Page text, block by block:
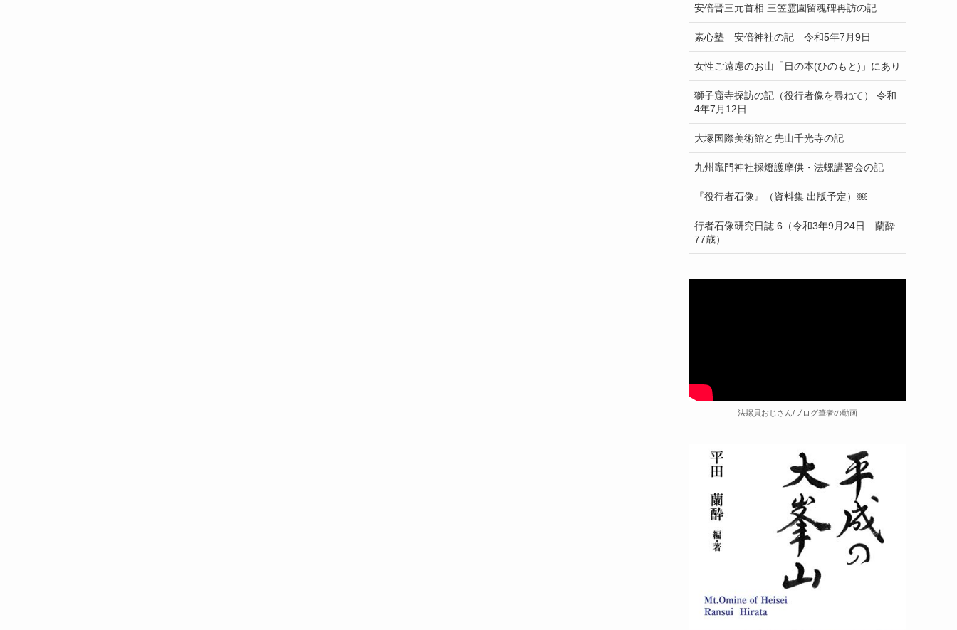
安倍晋三元首相 三笠霊園留魂碑再訪の記
素心塾 安倍神社の記 令和5年7月9日
女性ご遠慮のお山「日の本(ひのもと)」にあり
獅子窟寺探訪の記（役行者像を尋ねて） 令和
4年7月12日
大塚国際美術館と先山千光寺の記
九州竈門神社採燈護摩供・法螺講習会の記
『役行者石像』（資料集 出版予定）￼
行者石像研究日誌 6（令和3年9月24日 蘭酔
77歳）
法螺貝おじさん/ブログ筆者の動画